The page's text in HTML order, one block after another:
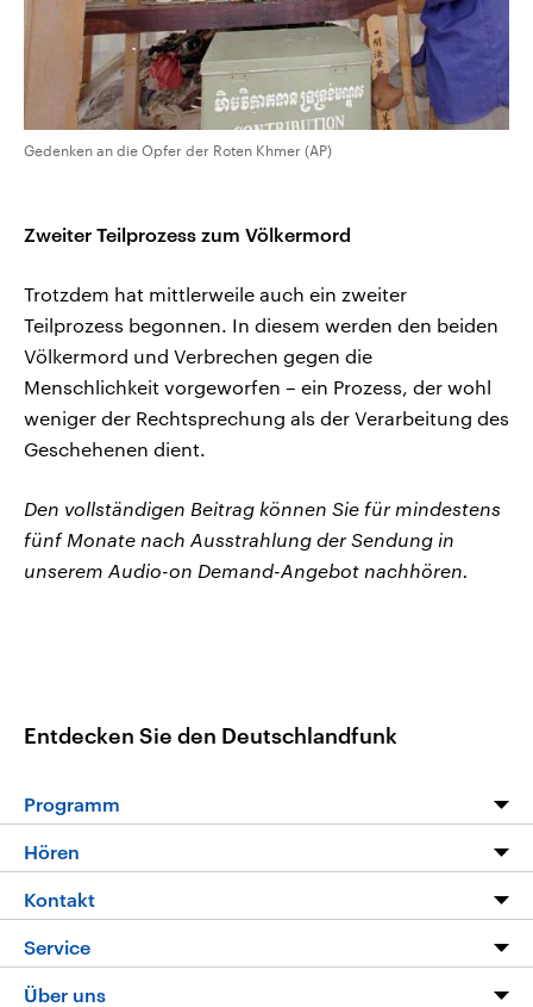
Gedenken an die Opfer der Roten Khmer (AP)
Zweiter Teilprozess zum Völkermord
Trotzdem hat mittlerweile auch ein zweiter
Teilprozess begonnen. In diesem werden den beiden
Völkermord und Verbrechen gegen die
Menschlichkeit vorgeworfen – ein Prozess, der wohl
weniger der Rechtsprechung als der Verarbeitung des
Geschehenen dient.
Den vollständigen Beitrag können Sie für mindestens
fünf Monate nach Ausstrahlung der Sendung in
unserem Audio-on Demand-Angebot nachhören.
Entdecken Sie den Deutschlandfunk
Programm
Programm
Die Nachrichten
Nachrichtenleicht
Neue Beiträge auf dlf.de
Hören
Livestream
Podcasts
Kontakt
Hörerservice
Service
FAQ
Über uns